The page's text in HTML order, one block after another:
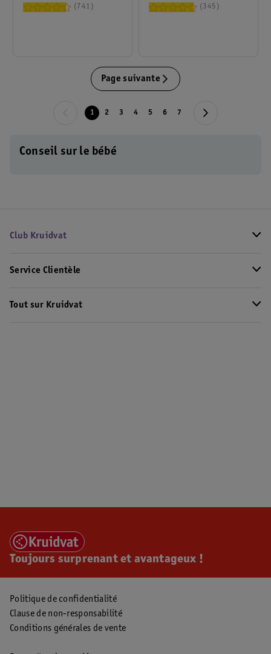
741 345
Page suivante
1 2 3 4 5 6 7
Conseil sur le bébé
Club Kruidvat
Service Clientèle
Tout sur Kruidvat
Toujours surprenant et avantageux !
Politique de confidentialité
Clause de non-responsabilité
Conditions générales de vente